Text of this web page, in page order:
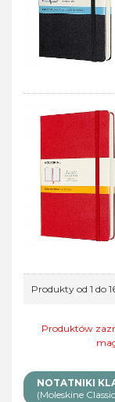
NOTATNIKI
(Moleskine
Produkty od 1 do
Produktów